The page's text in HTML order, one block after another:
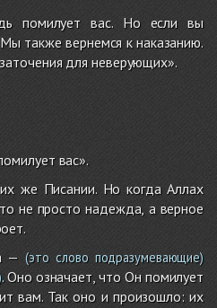
помилует вас. Но если вы
также вернемся к наказанию.
для неверующих».
вас».
же Писании. Но когда Аллах
не просто надежда, а верное
— (это слово подразумевающие)
. Оно означает, что Он помилует
вам. Так оно и произошло: их